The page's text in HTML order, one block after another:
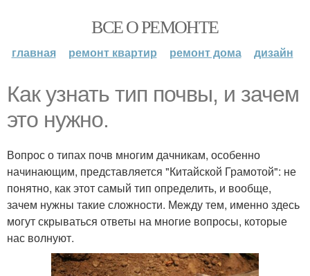
ВСЕ О РЕМОНТЕ
главная ремонт квартир ремонт дома дизайн
Как узнать тип почвы, и зачем
это нужно.
Вопрос о типах почв многим дачникам, особенно
начинающим, представляется "Китайской Грамотой": не
понятно, как этот самый тип определить, и вообще,
зачем нужны такие сложности. Между тем, именно здесь
могут скрываться ответы на многие вопросы, которые
нас волнуют.